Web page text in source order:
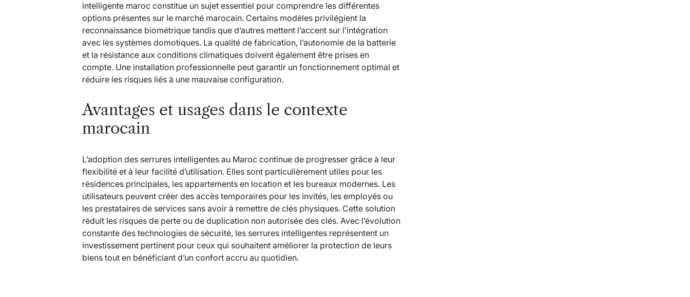
intelligente maroc constitue un sujet essentiel pour comprendre les différentes
options présentes sur le marché marocain. Certains modèles privilégient la
reconnaissance biométrique tandis que d’autres mettent l’accent sur l’intégration
avec les systèmes domotiques. La qualité de fabrication, l’autonomie de la batterie
et la résistance aux conditions climatiques doivent également être prises en
compte. Une installation professionnelle peut garantir un fonctionnement optimal et
réduire les risques liés à une mauvaise configuration.
Avantages et usages dans le contexte
marocain
L’adoption des serrures intelligentes au Maroc continue de progresser grâce à leur
flexibilité et à leur facilité d’utilisation. Elles sont particulièrement utiles pour les
résidences principales, les appartements en location et les bureaux modernes. Les
utilisateurs peuvent créer des accès temporaires pour les invités, les employés ou
les prestataires de services sans avoir à remettre de clés physiques. Cette solution
réduit les risques de perte ou de duplication non autorisée des clés. Avec l’évolution
constante des technologies de sécurité, les serrures intelligentes représentent un
investissement pertinent pour ceux qui souhaitent améliorer la protection de leurs
biens tout en bénéficiant d’un confort accru au quotidien.